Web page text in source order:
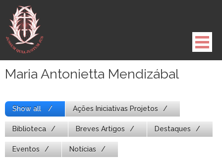
para
conteúdo
Maria Antonietta Mendizábal
Show all Ações Iniciativas Projetos
Biblioteca Breves Artigos Destaques
Eventos Notícias